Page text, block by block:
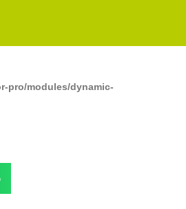
pro/modules/dynamic-